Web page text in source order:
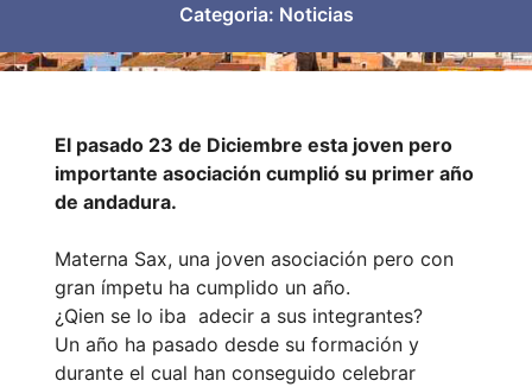
Categoria: Noticias
El pasado 23 de Diciembre esta joven pero
importante asociación cumplió su primer año
de andadura.
Materna Sax, una joven asociación pero con
gran ímpetu ha cumplido un año.
¿Qien se lo iba adecir a sus integrantes?
Un año ha pasado desde su formación y
durante el cual han conseguido celebrar